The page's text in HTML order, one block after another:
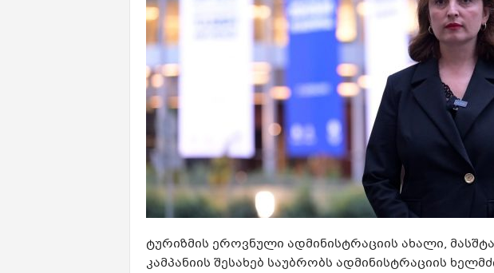
ტურიზმის ეროვნული ადმინისტრაციის ახალი,
კამპანიის შესახებ საუბრობს ადმინისტრაციის